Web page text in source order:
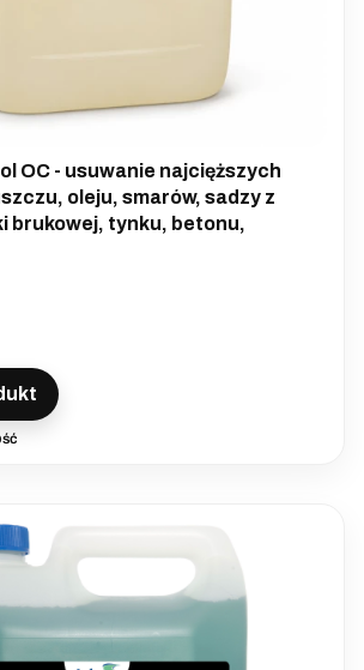
OC - usuwanie najcięższych
oleju, smarów, sadzy z
brukowej, tynku, betonu,